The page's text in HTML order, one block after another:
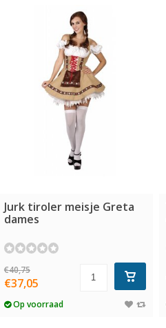
Jurk tiroler meisje Greta
dames
€40,75
€37,05
Op voorraad